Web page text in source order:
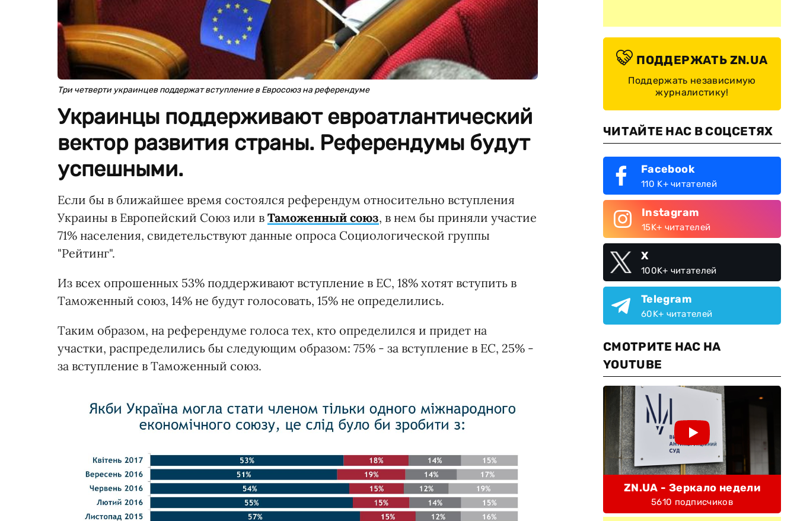
Три четверти украинцев поддержат вступление в Евросоюз на референдуме
Украинцы поддерживают евроатлантический
вектор развития страны. Референдумы будут
успешными.
Если бы в ближайшее время состоялся референдум относительно вступления
Украины в Европейский Союз или в Таможенный союз, в нем бы приняли участие
71% населения, свидетельствуют данные опроса Социологической группы
"Рейтинг".
Из всех опрошенных 53% поддерживают вступление в ЕС, 18% хотят вступить в
Таможенный союз, 14% не будут голосовать, 15% не определились.
Таким образом, на референдуме голоса тех, кто определился и придет на
участки, распределились бы следующим образом: 75% - за вступление в ЕС, 25% -
за вступление в Таможенный союз.
ПОДДЕРЖАТЬ ZN.UA
Поддержать независимую
журналистику!
ЧИТАЙТЕ НАС В СОЦСЕТЯХ
Facebook
110 K+ читателей
Instagram
15K+ читателей
X
100K+ читателей
Telegram
60K+ читателей
СМОТРИТЕ НАС НА
YOUTUBE
ZN.UA - Зеркало недели
5610 подписчиков